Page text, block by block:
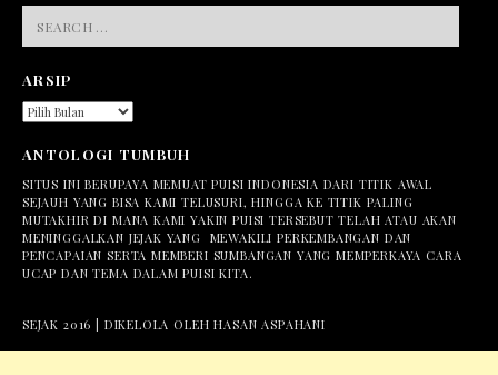
FOR:
ARSIP
ARSIP
ANTOLOGI TUMBUH
SITUS INI BERUPAYA MEMUAT PUISI INDONESIA DARI TITIK AWAL
SEJAUH YANG BISA KAMI TELUSURI, HINGGA KE TITIK PALING
MUTAKHIR DI MANA KAMI YAKIN PUISI TERSEBUT TELAH ATAU AKAN
MENINGGALKAN JEJAK YANG MEWAKILI PERKEMBANGAN DAN
PENCAPAIAN SERTA MEMBERI SUMBANGAN YANG MEMPERKAYA CARA
UCAP DAN TEMA DALAM PUISI KITA.
SEJAK 2016 | DIKELOLA OLEH HASAN ASPAHANI